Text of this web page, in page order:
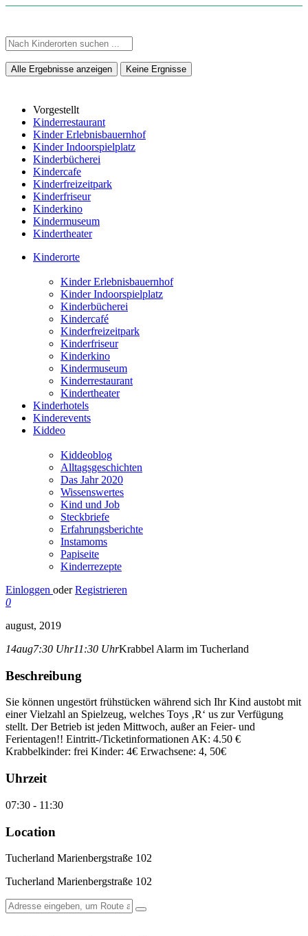
Alle Ergebnisse anzeigen Keine Ergnisse
Vorgestellt
Kinderrestaurant
Kinder Erlebnisbauernhof
Kinder Indoorspielplatz
Kinderbücherei
Kindercafe
Kinderfreizeitpark
Kinderfriseur
Kinderkino
Kindermuseum
Kindertheater
Kinderorte
Kinder Erlebnisbauernhof
Kinder Indoorspielplatz
Kinderbücherei
Kindercafé
Kinderfreizeitpark
Kinderfriseur
Kinderkino
Kindermuseum
Kinderrestaurant
Kindertheater
Kinderhotels
Kinderevents
Kiddeo
Kiddeoblog
Alltagsgeschichten
Das Jahr 2020
Wissenswertes
Kind und Job
Steckbriefe
Erfahrungsberichte
Instamoms
Papiseite
Kinderrezepte
Einloggen oder Registrieren
0
august, 2019
14aug7:30 Uhr11:30 UhrKrabbel Alarm im Tucherland
Beschreibung
Sie können ungestört frühstücken während sich Ihr Kind austobt mit
einer Vielzahl an Spielzeug, welches Toys ‚R‘ us zur Verfügung
stellt. Der Betrieb ist jeden Mittwoch, außer an Feier- und
Ferientagen!! Eintritt-/Ticketinformationen AK: 4.50 €
Krabbelkinder: frei Kinder: 4€ Erwachsene: 4, 50€
Uhrzeit
07:30 - 11:30
Location
Tucherland Marienbergstraße 102
Tucherland Marienbergstraße 102